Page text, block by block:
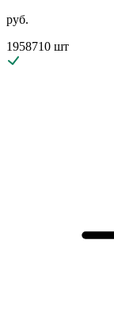
руб.
1958710 шт